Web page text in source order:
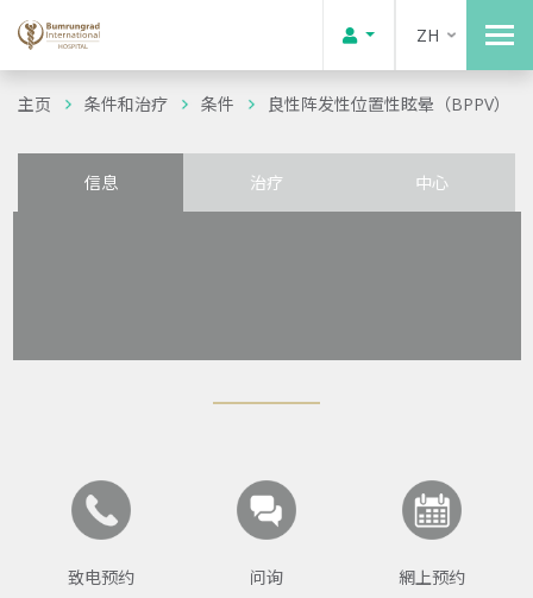
ZH
主页 条件和治疗 条件 良性阵发性位置性眩晕（BPPV）
信息 治疗 中心
致电预约 问询 網上预约